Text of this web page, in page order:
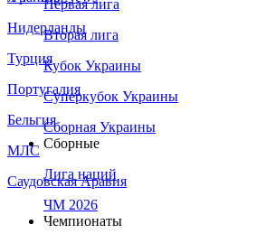
Нидерланды
Турция
Португалия
Бельгия
МЛС
Саудовская Аравия
Первая лига
Вторая лига
Кубок Украины
Суперкубок Украины
Сборная Украины
Сборные
Лига наций
ЧМ 2026
Чемпионаты